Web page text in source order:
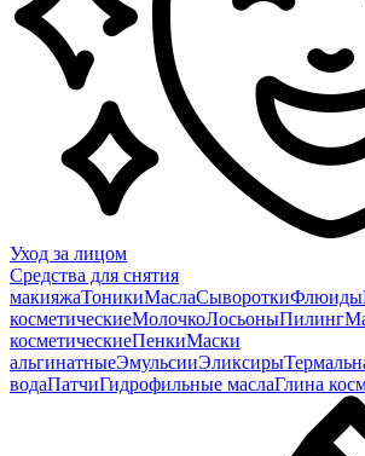
Уход за лицом
Средства для снятия
макияжаТоникиМаслаСывороткиФлюиды
косметическиеМолочкоЛосьоныПилинг
косметическиеПенкиМаски
альгинатныеЭмульсииЭликсиры
водаПатчиГидрофильные маслаГлина